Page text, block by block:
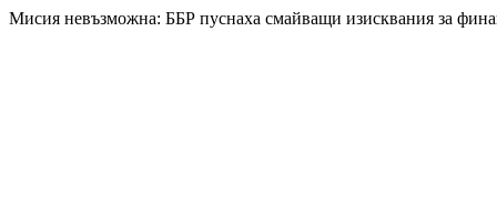
Мисия невъзможна: ББР пуснаха смайващи изисквания за